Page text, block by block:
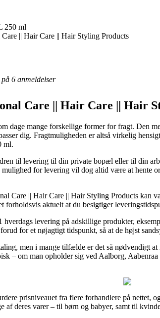
250 ml
|| Hair Care || Hair Styling Products
på 6 anmeldelser
Care || Hair Care || Hair
dage mange forskellige former for fragt. Den
dig. Fragtmuligheden er altså virkelig
ml.
til levering til din private bopæl eller til din
mulighed for levering vil dog altid være at hente
Care || Hair Care || Hair Styling Products kan
forholdsvis aktuelt at du besigtiger
levering på adskillige produkter,
for et nøjagtigt tidspunkt, så at de højst
men i mange tilfælde er det så nødvendigt
– om man opholder sig ved Aalborg,
prisniveauet fra flere forhandlere på nettet,
af deres varer – til børn og babyer, samt til